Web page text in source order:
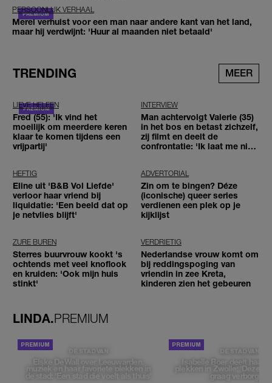
PERSOONLIJK VERHAAL
Merel verhuist voor een man naar andere kant van het land,
maar hij verdwijnt: 'Huur al maanden niet betaald'
TRENDING MEER
LIEVE HELEEN
Fred (55): 'Ik vind het
moeilijk om meerdere keren
klaar te komen tijdens een
vrijpartij'
INTERVIEW
Man achtervolgt Valerie (35)
in het bos en betast zichzelf,
zij filmt en deelt de
confrontatie: 'Ik laat me niet
HEFTIG
Eline uit 'B&B Vol Liefde'
verloor haar vriend bij
liquidatie: 'Een beeld dat op
je netvlies blijft'
ADVERTORIAL
Zin om te bingen? Déze
(iconische) queer series
verdienen een plek op je
kijklijst
ZURE BUREN
Sterres buurvrouw kookt 's
ochtends met veel knoflook
en kruiden: 'Ook mijn huis
stinkt'
VERDRIETIG
Nederlandse vrouw komt om
bij reddingspoging van
vriendin in zee Kreta,
kinderen zien het gebeuren
LINDA.PREMIUM
DE STAD VAN
Elske DeWall over Leeuwarden,
muziek en haar favoriete plekken in
de stad: 'Een stad die voelt als thuis'
DE STAD VAN
Isabelle Boer deelt haar
plekken in Zwolle: 'Deze
graag verborgen'